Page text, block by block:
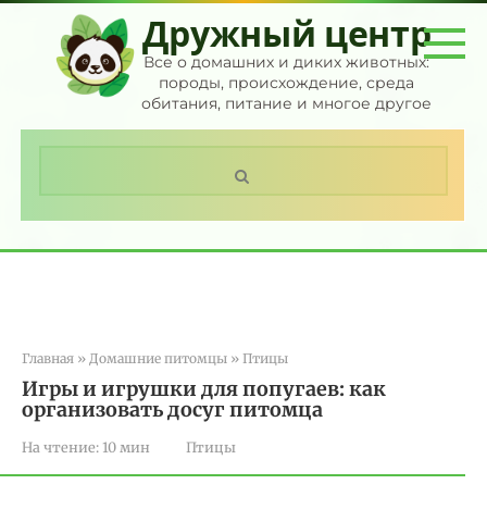
Перейти
контенту
Дружный центр
Все о домашних и диких животных:
породы, происхождение, среда
обитания, питание и многое другое
Главная » Домашние питомцы » Птицы
Игры и игрушки для попугаев: как
организовать досуг питомца
На чтение: 10 мин Птицы